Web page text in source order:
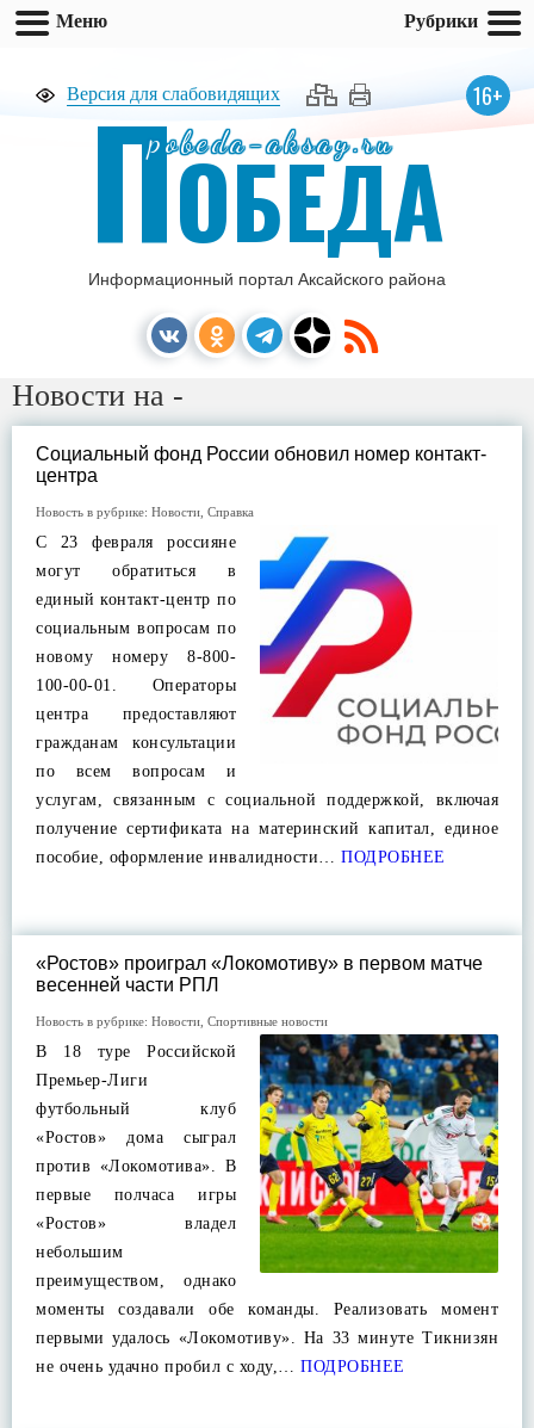
Версия для слабовидящих 16+
pobeda-aksay.ru
ПОБЕДА
Информационный портал Аксайского района
Новости на -
Социальный фонд России обновил номер контакт-
центра
Новость в рубрике: Новости Справка
С 23 февраля россияне
могут обратиться в
единый контакт-центр по
социальным вопросам по
новому номеру 8-800-
100-00-01. Операторы
центра предоставляют
гражданам консультации
по всем вопросам и
услугам, связанным с социальной поддержкой, включая
получение сертификата на материнский капитал, единое
пособие, оформление инвалидности… ПОДРОБНЕЕ
«Ростов» проиграл «Локомотиву» в первом матче
весенней части РПЛ
Новость в рубрике: Новости Спортивные новости
В 18 туре Российской
Премьер-Лиги
футбольный клуб
«Ростов» дома сыграл
против «Локомотива». В
первые полчаса игры
«Ростов» владел
небольшим
преимуществом, однако
моменты создавали обе команды. Реализовать момент
первыми удалось «Локомотиву». На 33 минуте Тикнизян
не очень удачно пробил с ходу,… ПОДРОБНЕЕ
Меню Рубрики